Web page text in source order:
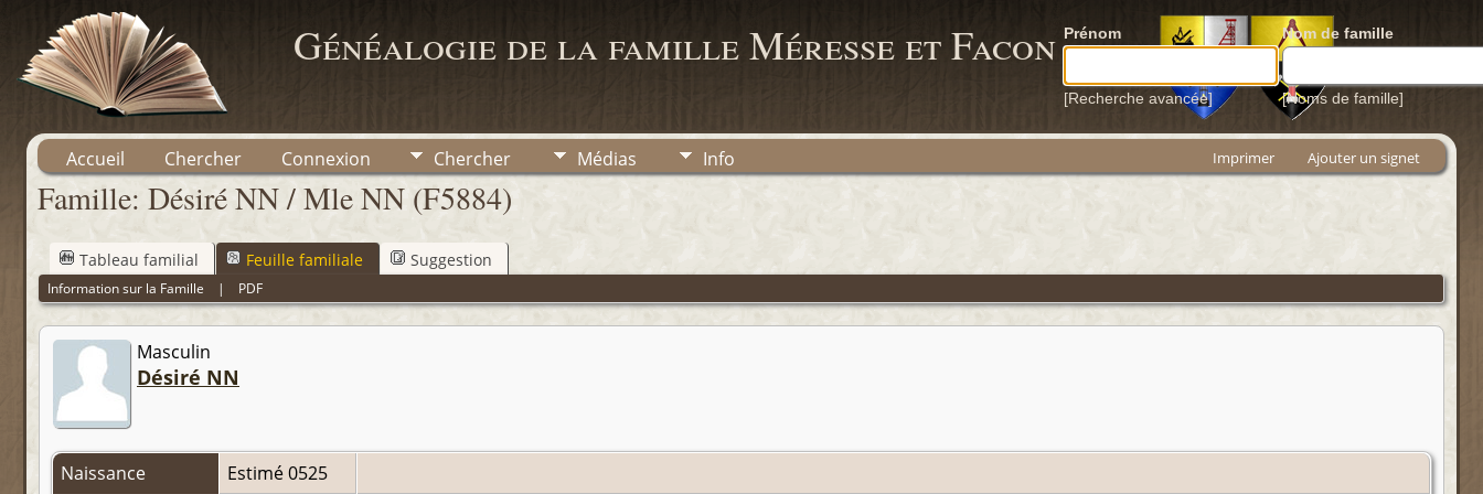
Généalogie de la famille Méresse et Facon Prénom Nom de famille
[Recherche avancée] [Noms de famille]
Accueil Chercher Connexion Chercher Médias Info Imprimer Ajouter un signet
Famille: Désiré NN / Mle NN (F5884)
Tableau familial Feuille familiale Suggestion
Information sur la Famille | PDF
Masculin
Désiré NN
Naissance
Estimé 0525